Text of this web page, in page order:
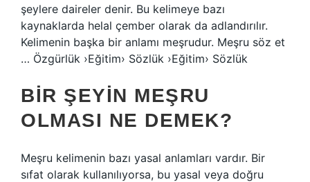
şeylere daireler denir. Bu kelimeye bazı
kaynaklarda helal çember olarak da adlandırılır.
Kelimenin başka bir anlamı meşrudur. Meşru söz et
… Özgürlük ›Eğitim› Sözlük ›Eğitim› Sözlük
BIR ŞEYIN MEŞRU
OLMASI NE DEMEK?
Meşru kelimenin bazı yasal anlamları vardır. Bir
sıfat olarak kullanılıyorsa, bu yasal veya doğru